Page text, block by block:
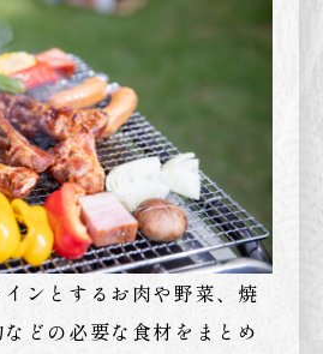
ンとするお肉や野菜、焼
どの必要な食材をまとめ